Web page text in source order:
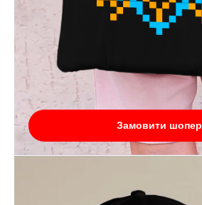
Замовити шопер